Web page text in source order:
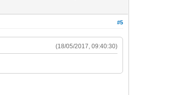
#5
(18/05/2017, 09:40:30)